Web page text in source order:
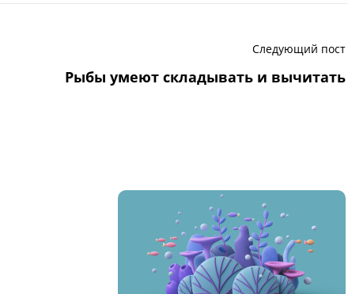
Следующий пост
Рыбы умеют складывать и вычитать